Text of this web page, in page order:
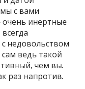
с вами
инертные
недовольством
ведь такой
чем вы.
раз напротив.